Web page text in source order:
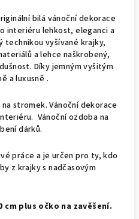
bilá vánoční dekorace
interiéru lehkost, eleganci a
technikou vyšívané krajky,
a lehce naškrobený,
Díky jemným vyšitým
a luxusně .
stromek. Vánoční dekorace
Vánoční ozdoba na
dárků.
práce a je určen pro ty, kdo
z krajky s nadčasovým
plus očko na zavěšení.